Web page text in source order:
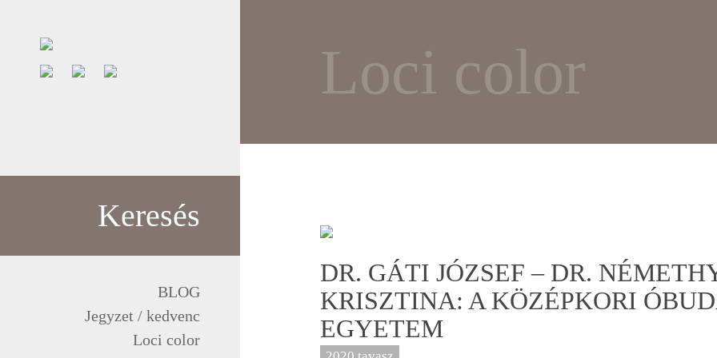
Keresés
BLOG
Jegyzet / kedvenc
Loci color
Loci color
DR. GÁTI JÓZSEF – DR.
KRISZTINA: A KÖZÉPKORI
EGYETEM